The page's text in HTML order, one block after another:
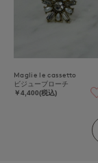
Maglie le cassetto
ビジューブローチ
￥4,400(税込)